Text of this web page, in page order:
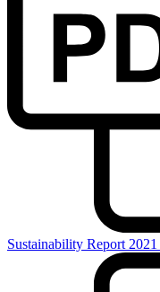
Sustainability Report